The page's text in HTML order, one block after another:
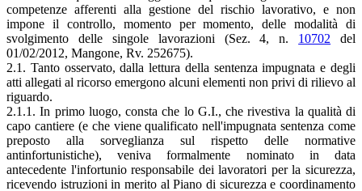
competenze afferenti alla gestione del rischio lavorativo, e non
impone il controllo, momento per momento, delle modalità di
svolgimento delle singole lavorazioni (Sez. 4, n. 10702 del
01/02/2012, Mangone, Rv. 252675).
2.1. Tanto osservato, dalla lettura della sentenza impugnata e degli
atti allegati al ricorso emergono alcuni elementi non privi di rilievo al
riguardo.
2.1.1. In primo luogo, consta che lo G.I., che rivestiva la qualità di
capo cantiere (e che viene qualificato nell'impugnata sentenza come
preposto alla sorveglianza sul rispetto delle normative
antinfortunistiche), veniva formalmente nominato in data
antecedente l'infortunio responsabile dei lavoratori per la sicurezza,
ricevendo istruzioni in merito al Piano di sicurezza e coordinamento